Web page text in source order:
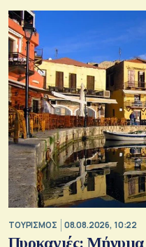
ΤΟΥΡΙΣΜΟΣ 08.08.2026, 10:22
Πυρκαγιές: Μήνυμα